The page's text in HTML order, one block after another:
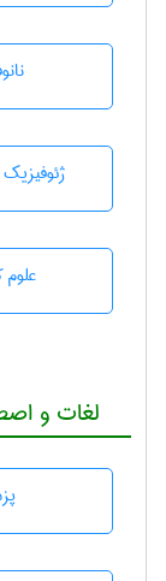
علوم
لغات و